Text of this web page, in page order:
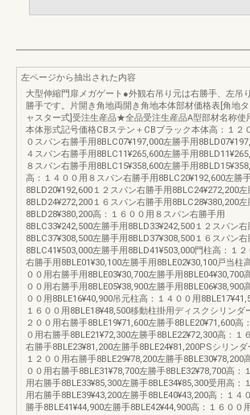
左ページから抽出された内容
大型伸縮門扉メガゲート●外観右吊り元は右勝手、左吊
勝手です。片開き角地両開き角地本体部材価格表[角地
ャスター式]受注生産品★全品受注生産品A型部材名称使
本体形式記号価格CBステン＋CBブラック本体高：１２
０スパン右勝手用8BLC07¥197,000左勝手用
４スパン右勝手用8BLC11¥265,600左勝手用
８スパン右勝手用8BLC15¥358,600左勝手用
高：１４００用８スパン右勝手用8BLC20¥192,600左勝
8BLD20¥192,600１２スパン右勝手用8BLC24¥272,200左
8BLD24¥272,200１６スパン右勝手用8BLC28¥380,200左
8BLD28¥380,200高：１６００用８スパン右勝手用
8BLC33¥242,500左勝手用8BLD33¥242,500１２スパン右
8BLC37¥308,500左勝手用8BLD37¥308,500１６スパン右
8BLC41¥503,000左勝手用8BLD41¥503,000門柱高：１２
右勝手用8BLE01¥30,100左勝手用8BLE02¥30,100戸当柱
００用右勝手用8BLE03¥30,700左勝手用8BLE04¥30,700
００用右勝手用8BLE05¥38,900左勝手用8BLE06¥38,900
００用8BLE16¥40,900吊元柱高：１４００用
１６００用8BLE18¥48,500移動柱掛用ディスクシリンダ
２００用右勝手8BLE19¥71,600左勝手8BLE20¥71,600高
０用右勝手8BLE21¥72,300左勝手8BLE22¥72,300高：１
右勝手8BLE23¥81,200左勝手8BLE24¥81,200PSシリンダ
１２００用右勝手8BLE29¥78,200左勝手8BLE30¥78,200
００用右勝手8BLE31¥78,700左勝手8BLE32¥78,700高：
用右勝手8BLE33¥85,300左勝手8BLE34¥85,300受用高：
用右勝手8BLE39¥43,200左勝手8BLE40¥43,200高：１４
勝手8BLE41¥44,900左勝手8BLE42¥44,900高：１６００